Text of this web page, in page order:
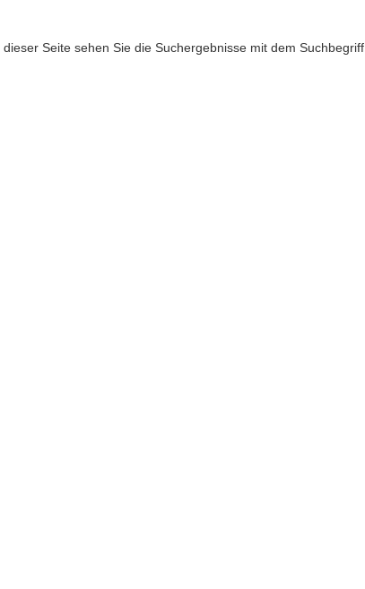
Seite sehen Sie die Suchergebnisse mit dem Suchbegriff